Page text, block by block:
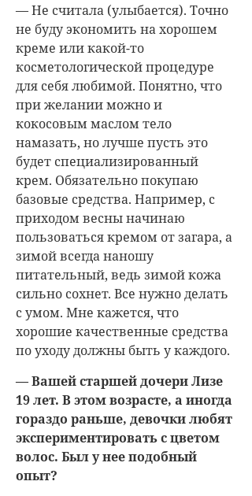
— Не считала (улыбается). Точно
не буду экономить на хорошем
креме или какой-то
косметологической процедуре
для себя любимой. Понятно, что
при желании можно и
кокосовым маслом тело
намазать, но лучше пусть это
будет специализированный
крем. Обязательно покупаю
базовые средства. Например, с
приходом весны начинаю
пользоваться кремом от загара, а
зимой всегда наношу
питательный, ведь зимой кожа
сильно сохнет. Все нужно делать
с умом. Мне кажется, что
хорошие качественные средства
по уходу должны быть у каждого.
— Вашей старшей дочери Лизе
19 лет. В этом возрасте, а иногда
гораздо раньше, девочки любят
экспериментировать с цветом
волос. Был у нее подобный
опыт?